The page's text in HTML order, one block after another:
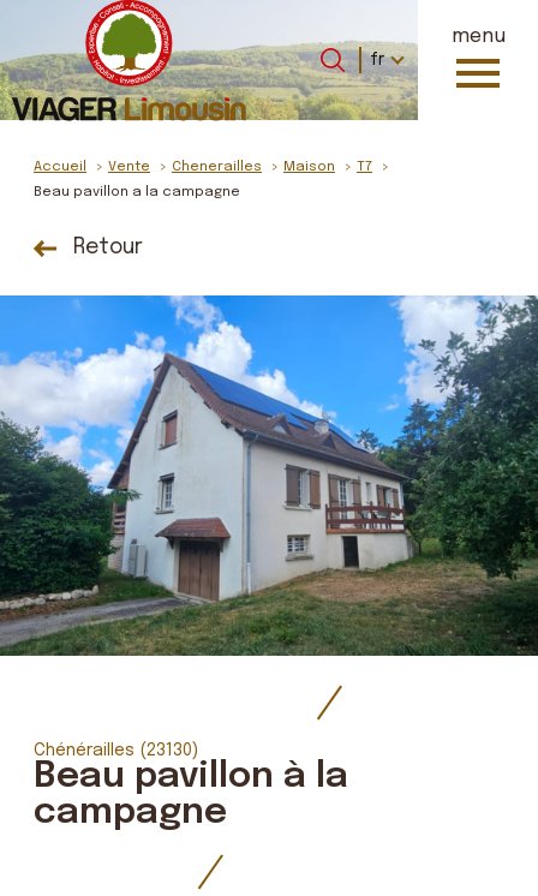
menu
Langue
fr
Accueil
0
Langue
fr
Accueil Vente Chenerailles Maison
T7
Beau pavillon a la campagne
Retour
Chénérailles (23130)
Beau pavillon à la
campagne